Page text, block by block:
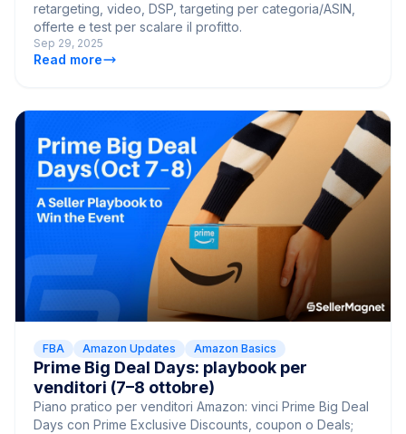
retargeting, video, DSP, targeting per categoria/ASIN,
offerte e test per scalare il profitto.
Sep 29, 2025
Read more
FBA Amazon Updates Amazon Basics
Prime Big Deal Days: playbook per
venditori (7–8 ottobre)
Piano pratico per venditori Amazon: vinci Prime Big Deal
Days con Prime Exclusive Discounts, coupon o Deals;